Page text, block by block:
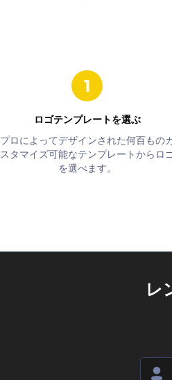
ロゴテンプレートを選ぶ
プロによってデザインされた何百もの
スタマイズ可能なテンプレートからロ
を選べます。
レ